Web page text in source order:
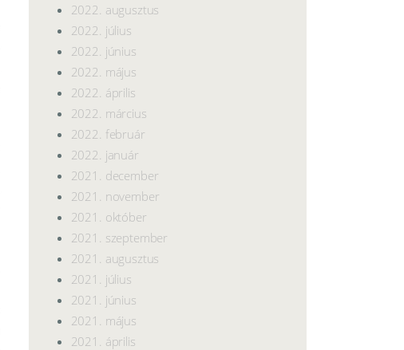
2022. augusztus
2022. július
2022. június
2022. május
2022. április
2022. március
2022. február
2022. január
2021. december
2021. november
2021. október
2021. szeptember
2021. augusztus
2021. július
2021. június
2021. május
2021. április